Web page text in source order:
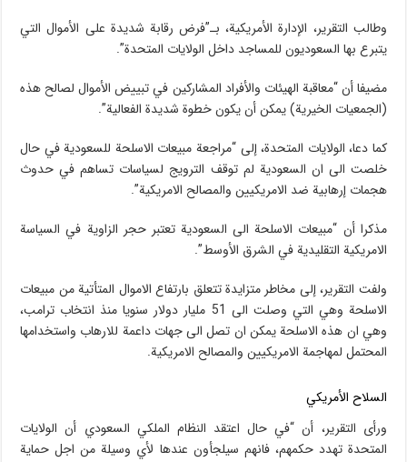
وطالب التقرير، الإدارة الأمريكية، بـ”فرض رقابة شديدة على الأموال التي
يتبرع بها السعوديون للمساجد داخل الولايات المتحدة”.
مضيفا أن “معاقبة الهيئات والأفراد المشاركين في تبييض الأموال لصالح هذه
(الجمعيات الخيرية) يمكن أن يكون خطوة شديدة الفعالية”.
كما دعا، الولايات المتحدة، إلى “مراجعة مبيعات الاسلحة للسعودية في حال
خلصت الى ان السعودية لم توقف الترويج لسياسات تساهم في حدوث
هجمات إرهابية ضد الامريكيين والمصالح الامريكية”.
مذكرا أن “مبيعات الاسلحة الى السعودية تعتبر حجر الزاوية في السياسة
الامريكية التقليدية في الشرق الأوسط”.
ولفت التقرير، إلى مخاطر متزايدة تتعلق بارتفاع الاموال المتأتية من مبيعات
الاسلحة وهي التي وصلت الى 51 مليار دولار سنويا منذ انتخاب ترامب،
وهي ان هذه الاسلحة يمكن ان تصل الى جهات داعمة للارهاب واستخدامها
المحتمل لمهاجمة الامريكيين والمصالح الامريكية.
السلاح الأمريكي
ورأى التقرير، أن “في حال اعتقد النظام الملكي السعودي أن الولايات
المتحدة تهدد حكمهم، فانهم سيلجأون عندها لأي وسيلة من اجل حماية